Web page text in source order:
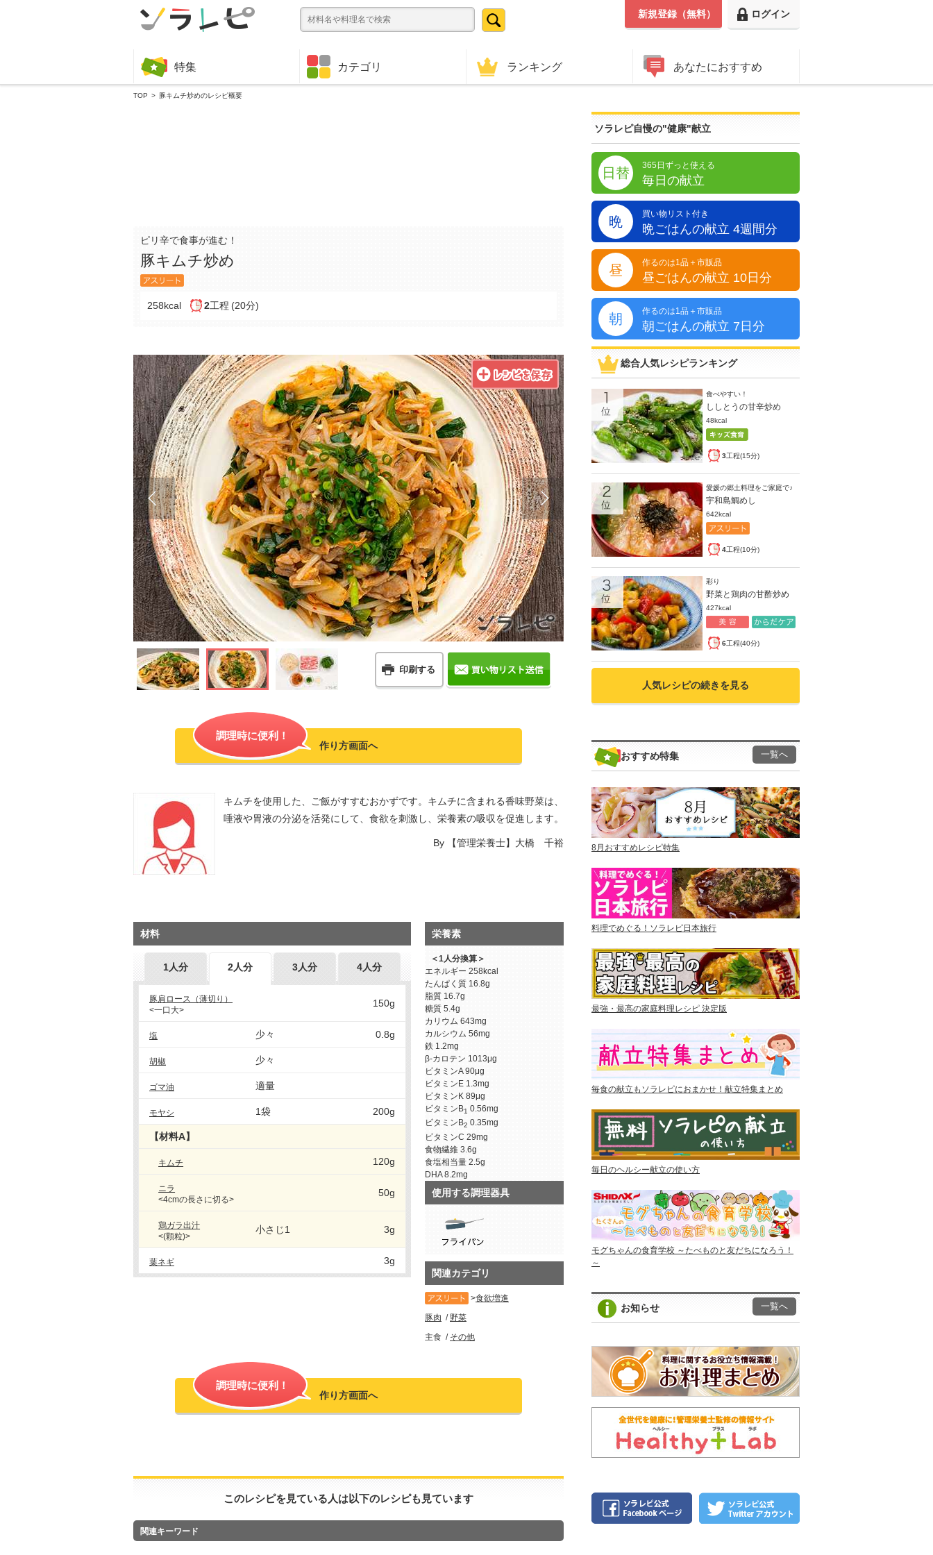
ログイン
新規登録（無料）
特集 カテゴリ ランキング あなたにおすすめ
TOP 豚キムチ炒めのレシピ概要
ピリ辛で食事が進む！
豚キムチ炒め
258kcal 2工程 (20分)
印刷する
調理時に便利！
作り方画面へ
キムチを使用した、ご飯がすすむおかずです。キムチに含まれる香味野菜は、
唾液や胃液の分泌を活発にして、食欲を刺激し、栄養素の吸収を促進します。
By 【管理栄養士】大橋 千裕
材料
1人分 2人分 3人分 4人分
豚肩ロース（薄切り）
<一口大>
150g
塩 少々 0.8g
胡椒 少々
ゴマ油 適量
モヤシ 1袋 200g
【材料A】
キムチ 120g
ニラ
<4cmの長さに切る>
50g
鶏ガラ出汁
<(顆粒)>
小さじ1 3g
葉ネギ 3g
栄養素
＜1人分換算＞
エネルギー 258kcal
たんぱく質 16.8g
脂質 16.7g
糖質 5.4g
カリウム 643mg
カルシウム 56mg
鉄 1.2mg
β-カロテン 1013μg
ビタミンA 90μg
ビタミンE 1.3mg
ビタミンK 89μg
ビタミンB1 0.56mg
ビタミンB2 0.35mg
ビタミンC 29mg
食物繊維 3.6g
食塩相当量 2.5g
DHA 8.2mg
使用する調理器具
関連カテゴリ
食欲増進
豚肉
野菜
主食
その他
調理時に便利！
作り方画面へ
このレシピを見ている人は以下のレシピも見ています
関連キーワード
ソラレピ自慢の"健康"献立
日替 365日ずっと使える
毎日の献立
晩 買い物リスト付き
晩ごはんの献立 4週間分
昼 作るのは1品＋市販品
昼ごはんの献立 10日分
朝 作るのは1品＋市販品
朝ごはんの献立 7日分
総合人気レシピランキング
食べやすい！
ししとうの甘辛炒め
48kcal
3工程(15分)
愛媛の郷土料理をご家庭で♪
宇和島鯛めし
642kcal
4工程(10分)
彩り
野菜と鶏肉の甘酢炒め
427kcal
6工程(40分)
人気レシピの続きを見る
おすすめ特集 一覧へ
8月おすすめレシピ特集
料理でめぐる！ソラレピ日本旅行
最強・最高の家庭料理レシピ 決定版
毎食の献立もソラレピにおまかせ！献立特集まとめ
毎日のヘルシー献立の使い方
モグちゃんの食育学校 ～たべものと友だちになろう！
～
お知らせ 一覧へ